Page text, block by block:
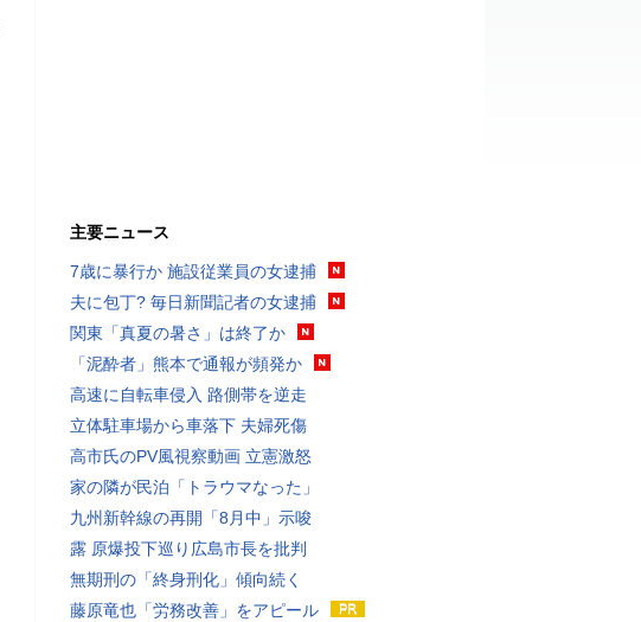
主要ニュース
7歳に暴行か 施設従業員の女逮捕
夫に包丁? 毎日新聞記者の女逮捕
関東「真夏の暑さ」は終了か
「泥酔者」熊本で通報が頻発か
高速に自転車侵入 路側帯を逆走
立体駐車場から車落下 夫婦死傷
高市氏のPV風視察動画 立憲激怒
家の隣が民泊「トラウマなった」
九州新幹線の再開「8月中」示唆
露 原爆投下巡り広島市長を批判
無期刑の「終身刑化」傾向続く
藤原竜也「労務改善」をアピール